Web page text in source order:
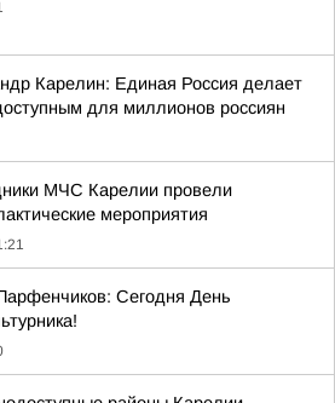
Карелин: Единая Россия делает
для миллионов россиян
МЧС Карелии провели
мероприятия
Сегодня День